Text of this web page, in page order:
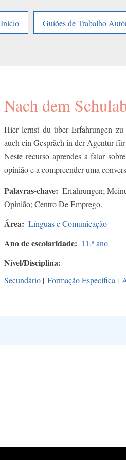
Início
Guiões de Trabalho
Nach dem
Hier lernst du über Erfahrungen
auch ein Gespräch in der Agentur
Neste recurso aprendes a falar
opinião e a compreender uma
Palavras-chave
Erfahrungen;
Opinião; Centro De Emprego.
Área Línguas e Comunicação
Ano de escolaridade 11.º ano
Nível/Disciplina
Secundário | Formação Específica |